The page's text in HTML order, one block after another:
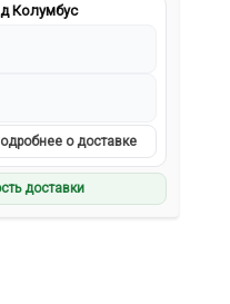
Колумбус
о доставке
доставки